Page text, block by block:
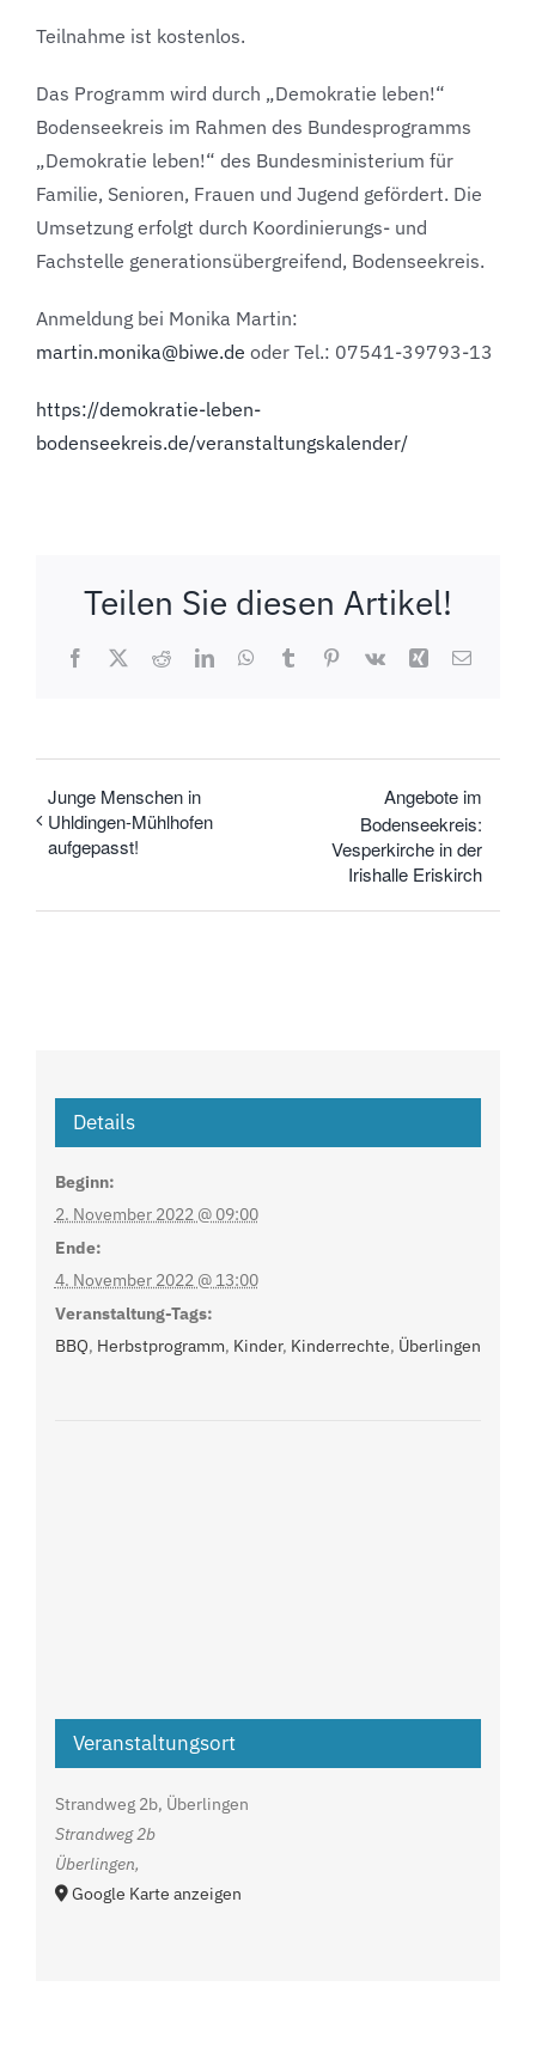
Teilnahme ist kostenlos.
Das Programm wird durch „Demokratie leben!“
Bodenseekreis im Rahmen des Bundesprogramms
„Demokratie leben!“ des Bundesministerium für
Familie, Senioren, Frauen und Jugend gefördert. Die
Umsetzung erfolgt durch Koordinierungs- und
Fachstelle generationsübergreifend, Bodenseekreis.
Anmeldung bei Monika Martin:
martin.monika@biwe.de oder Tel.: 07541-39793-13
https://demokratie-leben-
bodenseekreis.de/veranstaltungskalender/
Teilen Sie diesen Artikel!
Facebook
X RedditLinkedInWhatsApp
TumblrPinterest
Vk Xing E-
Junge Menschen in
Uhldingen-Mühlhofen
aufgepasst!
Angebote im
Bodenseekreis:
Vesperkirche in der
Irishalle Eriskirch
Details
Beginn:
2. November 2022 @ 09:00
Ende:
4. November 2022 @ 13:00
Veranstaltung-Tags:
BBQ, Herbstprogramm, Kinder, Kinderrechte, Überlingen
Veranstaltungsort
Strandweg 2b, Überlingen
Strandweg 2b
Überlingen,
Google Karte anzeigen